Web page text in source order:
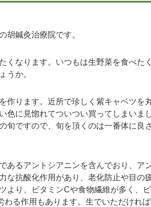
胡鍼灸治療院です。
くなります。いつもは生野菜を食べた
うか。
作ります。近所で珍しく紫キャベツを
色に見惚れてついつい買ってしまいま
旬ですので、旬を頂くのは一番体に良
あるアントシアニンを含んでおり、ア
な抗酸化作用があり、老化防止や目の
より、ビタミンCや食物繊維が多く、
わる作用もあります。生でいただけれ